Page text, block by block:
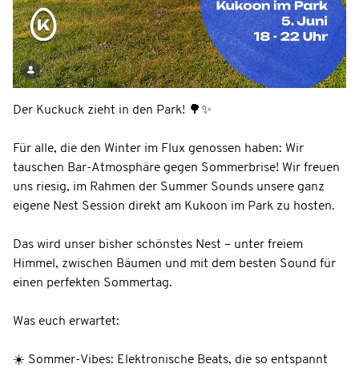
Der Kuckuck zieht in den Park! 🌳✨
Für alle, die den Winter im Flux genossen haben: Wir
tauschen Bar-Atmosphäre gegen Sommerbrise! Wir freuen
uns riesig, im Rahmen der Summer Sounds unsere ganz
eigene Nest Session direkt am Kukoon im Park zu hosten.
Das wird unser bisher schönstes Nest – unter freiem
Himmel, zwischen Bäumen und mit dem besten Sound für
einen perfekten Sommertag.
Was euch erwartet:
☀️ Sommer-Vibes: Elektronische Beats, die so entspannt